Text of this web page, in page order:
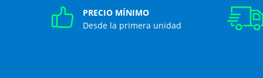
PRECIO MÍNIMO
Desde la primera unidad